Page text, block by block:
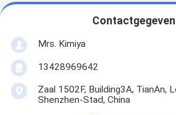
Mrs. Kimiya
13428969642
Zaal 1502F, Building3A, TianAn,
Shenzhen-Stad, China